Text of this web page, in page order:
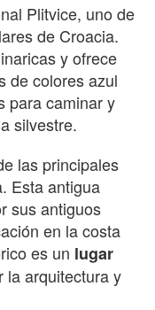
Plitvice, uno de
de Croacia.
y ofrece
de colores azul
para caminar y
silvestre.
las principales
Esta antigua
sus antiguos
en la costa
es un lugar
la arquitectura y